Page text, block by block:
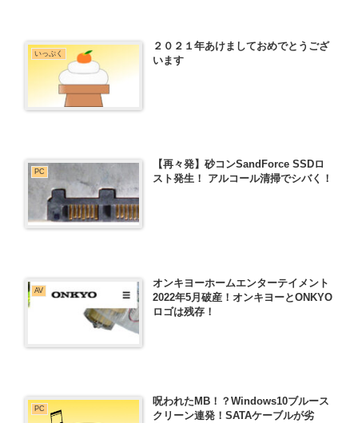
いっぷく
２０２１年あけましておめでとうござ
います
PC
【再々発】砂コンSandForce SSDロ
スト発生！ アルコール清掃でシバく！
AV
オンキヨーホームエンターテイメント
2022年5月破産！オンキヨーとONKYO
ロゴは残存！
PC
呪われたMB！？Windows10ブルース
クリーン連発！SATAケーブルが劣